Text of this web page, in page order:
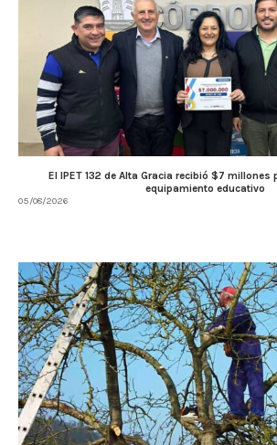
El IPET 132 de Alta Gracia recibió $7 millones
equipamiento educativo
05/08/2026